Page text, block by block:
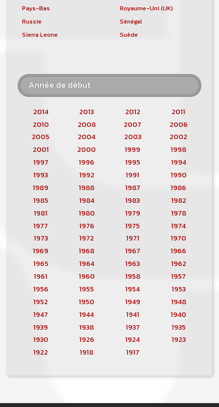
Pays-Bas
Royaume-Uni (UK)
Russie
Sénégal
Sierra Leone
Suède
Année de début
2014 2013 2012
2011
2010
2008 2007
2006
2005
2004 2003
2002
2001
2000 1999
1998
1997
1996 1995
1994
1993
1992 1991
1990
1989
1988 1987
1986
1985
1984 1983
1982
1981
1980 1979
1978
1977
1976 1975
1974
1973
1972 1971
1970
1969
1968 1967
1966
1965
1964 1963
1962
1961
1960 1958
1957
1956
1955 1954
1953
1952
1950 1949
1948
1947
1944 1941
1940
1939
1938 1937
1935
1930
1926 1924
1923
1922
1918 1917